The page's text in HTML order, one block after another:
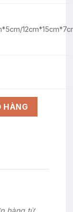
dán miệng khay
HÀNG